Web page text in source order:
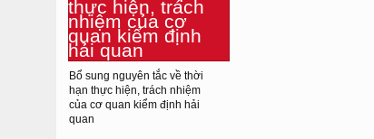
Bổ sung nguyên tắc về thời
hạn thực hiện, trách nhiệm
của cơ quan kiểm định hải
quan